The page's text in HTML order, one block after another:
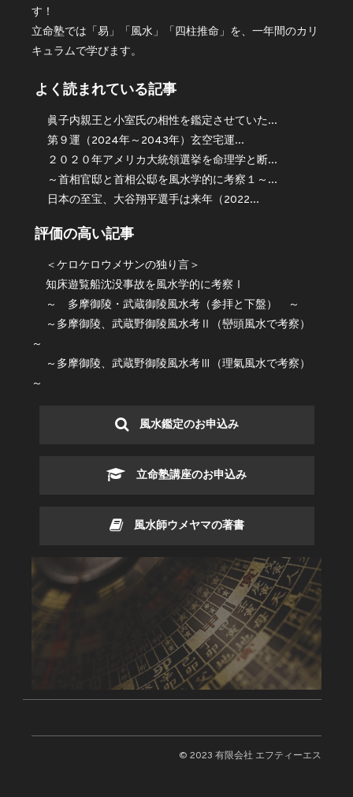
す！
立命塾では「易」「風水」「四柱推命」を、一年間のカリ
キュラムで学びます。
よく読まれている記事
眞子内親王と小室氏の相性を鑑定させていた...
第９運（2024年～2043年）玄空宅運...
２０２０年アメリカ大統領選挙を命理学と断...
～首相官邸と首相公邸を風水学的に考察１～...
日本の至宝、大谷翔平選手は来年（2022...
評価の高い記事
＜ケロケロウメサンの独り言＞
知床遊覧船沈没事故を風水学的に考察Ⅰ
～ 多摩御陵・武蔵御陵風水考（参拝と下盤） ～
～多摩御陵、武蔵野御陵風水考Ⅱ（巒頭風水で考察）
～
～多摩御陵、武蔵野御陵風水考Ⅲ（理氣風水で考察）
～
風水鑑定のお申込み
立命塾講座のお申込み
風水師ウメヤマの著書
© 2023 有限会社 エフティーエス